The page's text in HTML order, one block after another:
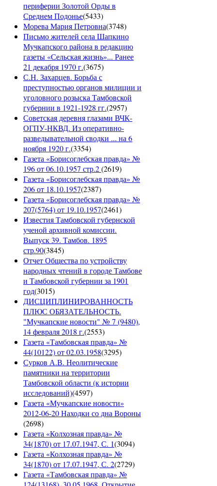
периферии Золотой Орды в
Среднем Подонье(5433)
Морева Мария Петровна(3748)
Письмо жителей села Шапкино
Мучкапского района в редакцию
газеты «Сельская жизнь»... Ранее
21 декабря 1970 г.(3675)
С.Н. Захарцев. Борьба с
преступностью органов милиции и
уголовного розыска Тамбовской
губернии в 1921-1928 гг.(2957)
Советская деревня глазами ВЧК-
ОГПУ-НКВД. Из оперативно-
разведывательной сводки ... на 6
ноября 1920 г.(3354)
Газета «Борисоглебская правда» №
196 от 06.10.1957 стр.2(2619)
Газета «Борисоглебская правда» №
206 от 18.10.1957(2387)
Газета «Борисоглебская правда» №
207(5764) от 19.10.1957(2461)
Известия Тамбовской губернской
ученой архивной комиссии.
Выпуск 39. Тамбов. 1895
стр.90(3845)
Отчет Общества по устройству
народных чтений в городе Тамбове
и Тамбовской губернии за 1901
год(3015)
ДИСЦИПЛИНИРОВАННОСТЬ
ПЛЮС ОБЯЗАТЕЛЬНОСТЬ.
"Мучкапские новости" № 7 (9480),
14 февраля 2018 г.(2553)
Газета «Тамбовская правда» №
44(10122) от 02.03.1958(3295)
Сурков А.В. Неолитические
памятники на территории
Тамбовской области (к истории
исследований)(4597)
Газета «Мучкапские новости»
2012-06-20 Находки со дна Вороны
(2698)
Газета «Колхозная правда» №
34(1870) от 17.07.1947, С. 1(3094)
Газета «Колхозная правда» №
34(1870) от 17.07.1947, С. 2(2729)
Газета «Тамбовская правда» №